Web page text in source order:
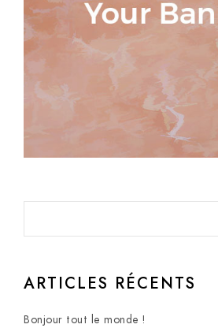
ARTICLES RÉCENTS
Bonjour tout le monde !